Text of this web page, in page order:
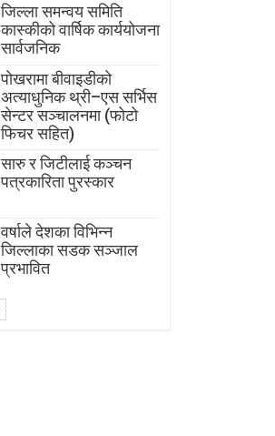
जिल्ला समन्वय समिति
कास्कीको वार्षिक कार्ययोजना
सार्वजनिक
पोखरामा बीवाइडीको
अत्याधुनिक थ्री–एस सर्भिस
सेन्टर सञ्चालनमा (फोटो
फिचर सहित)
सारु र जिटीलाई कञ्चन
पत्रकारिता पुरस्कार
वर्षाले देशका विभिन्न
जिल्लाका सडक सञ्जाल
प्रभावित